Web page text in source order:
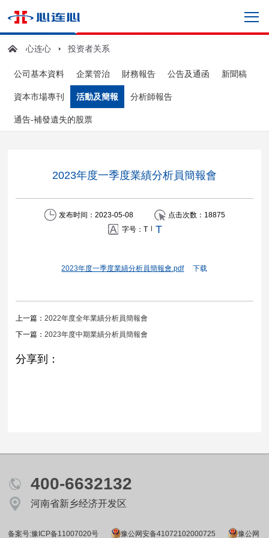
心连心 投资者关系
公司基本資料 企業管治 財務報告 公告及通函 新聞稿
資本市場專刊 活動及簡報 分析師報告
通告-補發遺失的股票
2023年度一季度業績分析員簡報會
发布时间：2023-05-08 点击次数： 18875
字号： T | T
2023年度一季度業績分析員簡報會.pdf 下载
上一篇：2022年度全年業績分析員簡報會
下一篇：2023年度中期業績分析員簡報會
分享到：
400-6632132
河南省新乡经济开发区
备案号:豫ICP备11007020号 豫公网安备41072102000725 豫公网